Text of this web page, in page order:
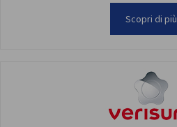
Scopri di più